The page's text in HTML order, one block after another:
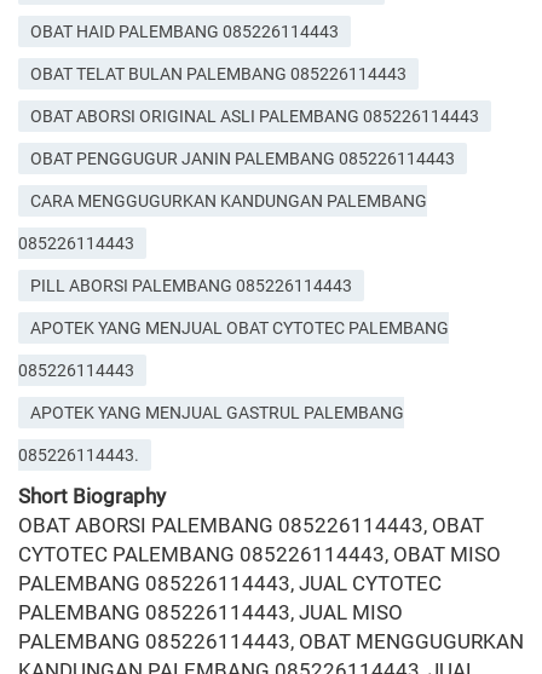
OBAT HAID PALEMBANG 085226114443
OBAT TELAT BULAN PALEMBANG 085226114443
OBAT ABORSI ORIGINAL ASLI PALEMBANG 085226114443
OBAT PENGGUGUR JANIN PALEMBANG 085226114443
CARA MENGGUGURKAN KANDUNGAN PALEMBANG
085226114443
PILL ABORSI PALEMBANG 085226114443
APOTEK YANG MENJUAL OBAT CYTOTEC PALEMBANG
085226114443
APOTEK YANG MENJUAL GASTRUL PALEMBANG
085226114443.
Short Biography
OBAT ABORSI PALEMBANG 085226114443, OBAT
CYTOTEC PALEMBANG 085226114443, OBAT MISO
PALEMBANG 085226114443, JUAL CYTOTEC
PALEMBANG 085226114443, JUAL MISO
PALEMBANG 085226114443, OBAT MENGGUGURKAN